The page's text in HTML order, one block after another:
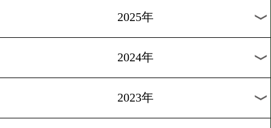
過去のニュース
2026年